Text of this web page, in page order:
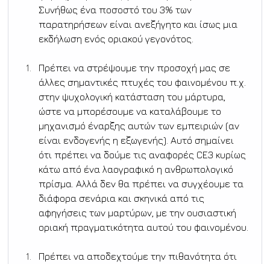
Συνήθως ένα ποσοστό του 3% των
παρατηρήσεων είναι ανεξήγητο και ίσως μια
εκδήλωση ενός οριακού γεγονότος.
Πρέπει να στρέψουμε την προσοχή μας σε
άλλες σημαντικές πτυχές του φαινομένου π.χ.
στην ψυχολογική κατάσταση του μάρτυρα,
ώστε να μπορέσουμε να καταλάβουμε το
μηχανισμό έναρξης αυτών των εμπειριών (αν
είναι ενδογενής η εξωγενής). Αυτό σημαίνει
ότι πρέπει να δούμε τις αναφορές CE3 κυρίως
κάτω από ένα λαογραφικό η ανθρωπολογικό
πρίσμα. Αλλά δεν θα πρέπει να συγχέουμε τα
διάφορα σενάρια και σκηνικά από τις
αφηγήσεις των μαρτύρων, με την ουσιαστική
οριακή πραγματικότητα αυτού του φαινομένου.
Πρέπει να αποδεχτούμε την πιθανότητα ότι